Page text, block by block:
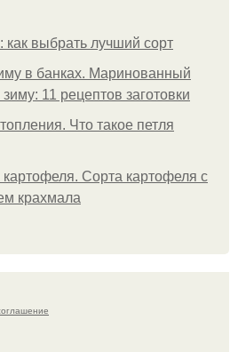
выбрать лучший сорт
в банках. Маринованный
11 рецептов заготовки
Что такое петля
Сорта картофеля с
крахмала